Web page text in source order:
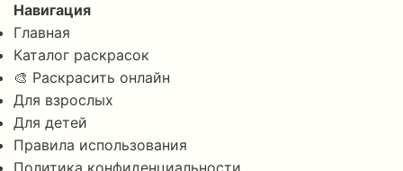
Навигация
Главная
Каталог раскрасок
🎨 Раскрасить онлайн
Для взрослых
Для детей
Правила использования
Политика конфиденциальности